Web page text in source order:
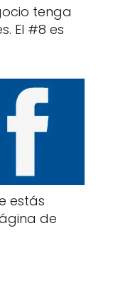
tenga
El #8 es
estás
de